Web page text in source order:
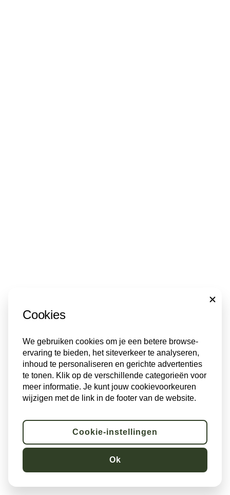
Cookies
We gebruiken cookies om je een betere browse-
ervaring te bieden, het siteverkeer te analyseren,
inhoud te personaliseren en gerichte advertenties
te tonen. Klik op de verschillende categorieën voor
meer informatie. Je kunt jouw cookievoorkeuren
wijzigen met de link in de footer van de website.
CLOSE
Cookie-instellingen
Ok